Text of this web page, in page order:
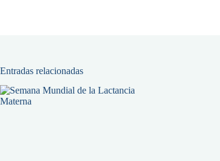
Entradas relacionadas